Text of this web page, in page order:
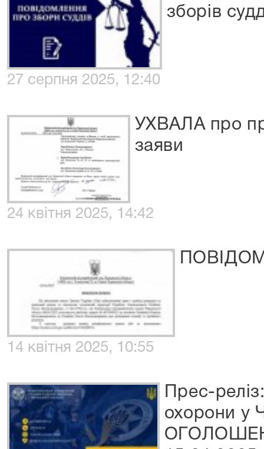
зборів
27 серпня 2025, 12:40
УХВАЛА про
заяви
24 квітня 2025, 14:42
14 квітня 2025, 10:55
Прес-
охорони у